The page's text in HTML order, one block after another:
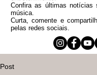
Confira as últimas notícias
música.
Curta, comente e
pelas redes sociais.
Post